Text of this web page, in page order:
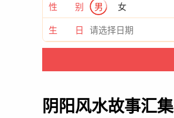
性 别
男
女
生 日
阴阳风水故事汇集